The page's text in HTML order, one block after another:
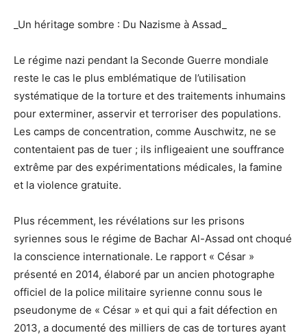
_Un héritage sombre : Du Nazisme à Assad_
Le régime nazi pendant la Seconde Guerre mondiale
reste le cas le plus emblématique de l’utilisation
systématique de la torture et des traitements inhumains
pour exterminer, asservir et terroriser des populations.
Les camps de concentration, comme Auschwitz, ne se
contentaient pas de tuer ; ils infligeaient une souffrance
extrême par des expérimentations médicales, la famine
et la violence gratuite.
Plus récemment, les révélations sur les prisons
syriennes sous le régime de Bachar Al-Assad ont choqué
la conscience internationale. Le rapport « César »
présenté en 2014, élaboré par un ancien photographe
officiel de la police militaire syrienne connu sous le
pseudonyme de « César » et qui qui a fait défection en
2013, a documenté des milliers de cas de tortures ayant